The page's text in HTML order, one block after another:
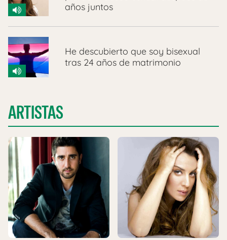
años juntos
He descubierto que soy bisexual
tras 24 años de matrimonio
ARTISTAS